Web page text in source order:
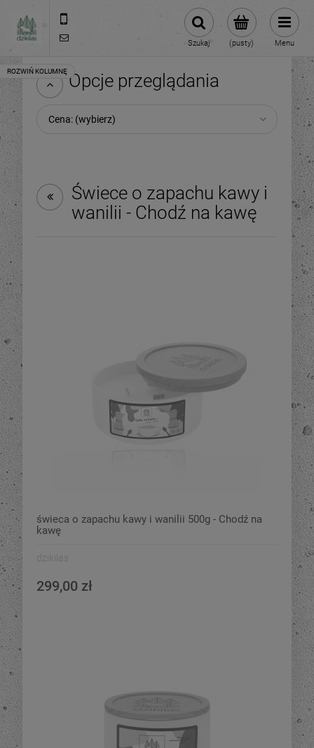
(pusty)
Szukaj Menu
Opcje przeglądania
Cena: (wybierz)
Świece o zapachu kawy i
wanilii - Chodź na kawę
świeca o zapachu kawy i wanilii 500g - Chodź na
kawę
dzikilas
299,00 zł